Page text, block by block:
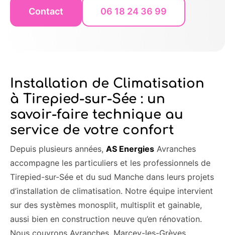
Contact 06 18 24 36 99
Installation de Climatisation
à Tirepied-sur-Sée : un
savoir-faire technique au
service de votre confort
Depuis plusieurs années, AS Energies Avranches
accompagne les particuliers et les professionnels de
Tirepied-sur-Sée et du sud Manche dans leurs projets
d’installation de climatisation. Notre équipe intervient
sur des systèmes monosplit, multisplit et gainable,
aussi bien en construction neuve qu’en rénovation.
Nous couvrons Avranches, Marcey-les-Grèves,